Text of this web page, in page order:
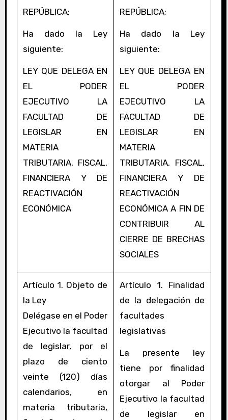
REPÚBLICA;
Ha dado la Ley
siguiente:
LEY QUE DELEGA EN
EL PODER
EJECUTIVO LA
FACULTAD DE
LEGISLAR EN
MATERIA
TRIBUTARIA, FISCAL,
FINANCIERA Y DE
REACTIVACIÓN
ECONÓMICA
REPÚBLICA;
Ha dado la Ley
siguiente:
LEY QUE DELEGA EN
EL PODER
EJECUTIVO LA
FACULTAD DE
LEGISLAR EN
MATERIA
TRIBUTARIA, FISCAL,
FINANCIERA Y DE
REACTIVACIÓN
ECONÓMICA A FIN DE
CONTRIBUIR AL
CIERRE DE BRECHAS
SOCIALES
Artículo 1. Objeto de
la Ley
Delégase en el Poder
Ejecutivo la facultad
de legislar, por el
plazo de ciento
veinte (120) días
calendarios, en
materia tributaria,
Artículo 1. Finalidad
de la delegación de
facultades
legislativas
La presente ley
tiene por finalidad
otorgar al Poder
Ejecutivo la facultad
de legislar en